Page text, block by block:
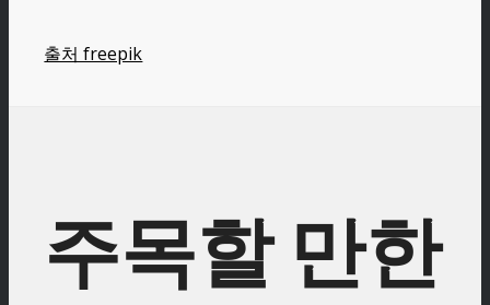
출처 freepik
주목할 만한